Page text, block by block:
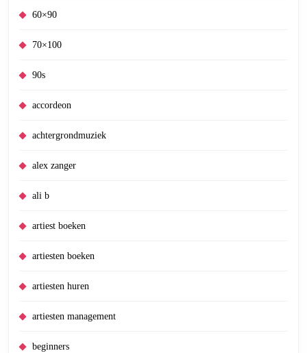
60×90
70×100
90s
accordeon
achtergrondmuziek
alex zanger
ali b
artiest boeken
artiesten boeken
artiesten huren
artiesten management
beginners